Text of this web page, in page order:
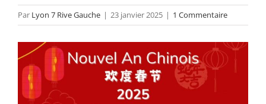
Par Lyon 7 Rive Gauche | 23 janvier 2025 | 1 Commentaire